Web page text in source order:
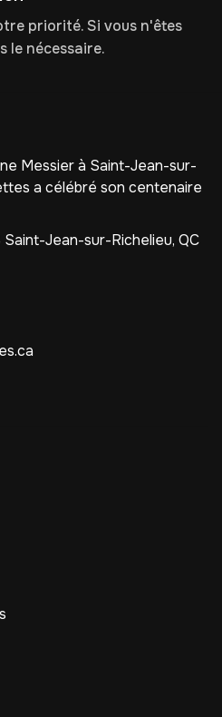
priorité. Si vous n'êtes
le nécessaire.
Messier à Saint-Jean-sur-
a célébré son centenaire
Jean-sur-Richelieu, QC